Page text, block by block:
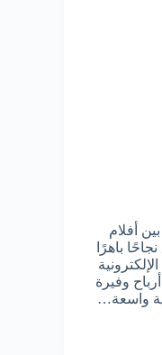
أفلام
باهرًا
وفيرة
واسعة…